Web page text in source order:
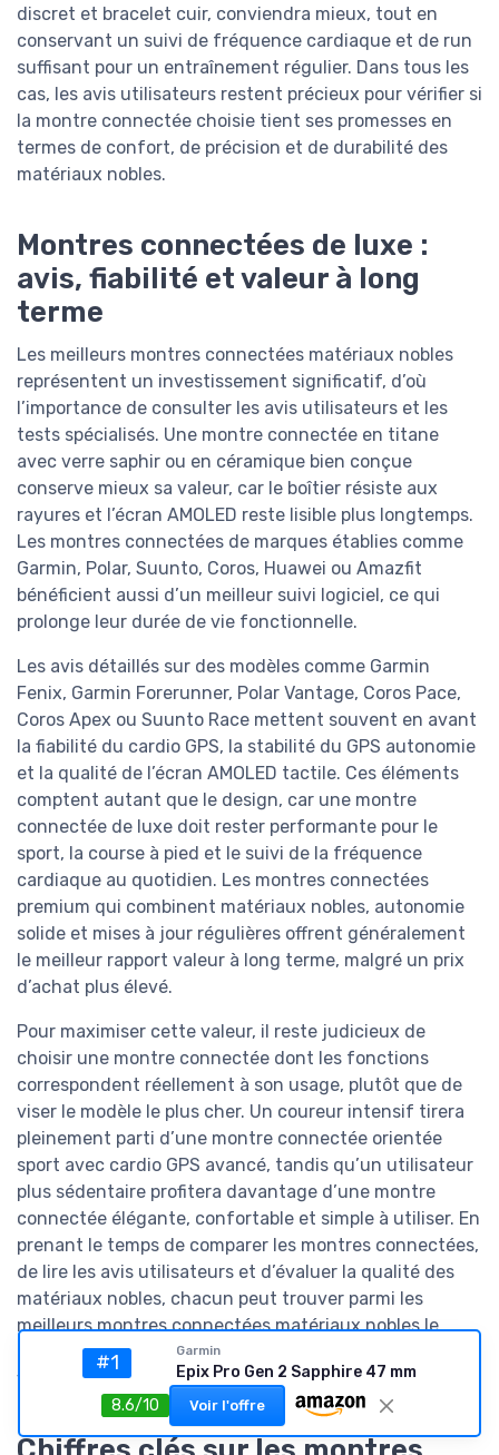
discret et bracelet cuir, conviendra mieux, tout en
conservant un suivi de fréquence cardiaque et de run
suffisant pour un entraînement régulier. Dans tous les
cas, les avis utilisateurs restent précieux pour vérifier si
la montre connectée choisie tient ses promesses en
termes de confort, de précision et de durabilité des
matériaux nobles.
Montres connectées de luxe :
avis, fiabilité et valeur à long
terme
Les meilleurs montres connectées matériaux nobles
représentent un investissement significatif, d’où
l’importance de consulter les avis utilisateurs et les
tests spécialisés. Une montre connectée en titane
avec verre saphir ou en céramique bien conçue
conserve mieux sa valeur, car le boîtier résiste aux
rayures et l’écran AMOLED reste lisible plus longtemps.
Les montres connectées de marques établies comme
Garmin, Polar, Suunto, Coros, Huawei ou Amazfit
bénéficient aussi d’un meilleur suivi logiciel, ce qui
prolonge leur durée de vie fonctionnelle.
Les avis détaillés sur des modèles comme Garmin
Fenix, Garmin Forerunner, Polar Vantage, Coros Pace,
Coros Apex ou Suunto Race mettent souvent en avant
la fiabilité du cardio GPS, la stabilité du GPS autonomie
et la qualité de l’écran AMOLED tactile. Ces éléments
comptent autant que le design, car une montre
connectée de luxe doit rester performante pour le
sport, la course à pied et le suivi de la fréquence
cardiaque au quotidien. Les montres connectées
premium qui combinent matériaux nobles, autonomie
solide et mises à jour régulières offrent généralement
le meilleur rapport valeur à long terme, malgré un prix
d’achat plus élevé.
Pour maximiser cette valeur, il reste judicieux de
choisir une montre connectée dont les fonctions
correspondent réellement à son usage, plutôt que de
viser le modèle le plus cher. Un coureur intensif tirera
pleinement parti d’une montre connectée orientée
sport avec cardio GPS avancé, tandis qu’un utilisateur
plus sédentaire profitera davantage d’une montre
connectée élégante, confortable et simple à utiliser. En
prenant le temps de comparer les montres connectées,
de lire les avis utilisateurs et d’évaluer la qualité des
matériaux nobles, chacun peut trouver parmi les
meilleurs montres connectées matériaux nobles le
modèle qui accompagnera durablement son style de
vie.
#1 Garmin
Epix Pro Gen 2 Sapphire 47 mm
8.6/10
Voir l'offre